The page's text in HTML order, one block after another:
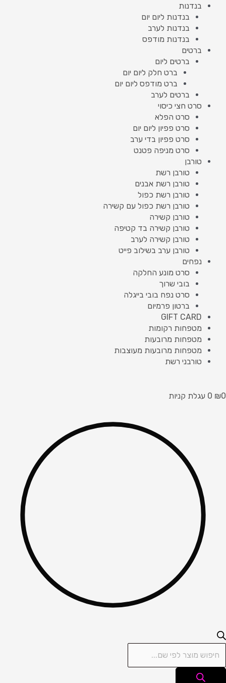
בנדנות
בנדנות ליום יום
בנדנות לערב
בנדנות מודפס
ברטים
ברטים ליום
ברט חלק ליום יום
ברט מודפס ליום יום
ברטים לערב
סרט חצי כיסוי
סרט הפלא
סרט פפיון ליום יום
סרט פפיון בדי ערב
סרט מניפה פטנט
טורבן
טורבן רשת
טורבן רשת אבנים
טורבן רשת כפול
טורבן רשת כפול עם קשירה
טורבן קשירה
טורבן קשירה בד קטיפה
טורבן קשירה לערב
טורבן ערב בשילוב פייט
נפחים
סרט מונע החלקה
בובי שרוך
סרט נפח בובי בייגלה
ברטון פרמיום
GIFT CARD
מטפחות רקומות
מטפחות מרובעות
מטפחות מרובעות מעוצבות
טורבני רשת
₪0
0 עגלת קניות